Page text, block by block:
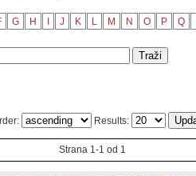
G H J K L M N O P Q
Results:
Strana 1-1 od 1